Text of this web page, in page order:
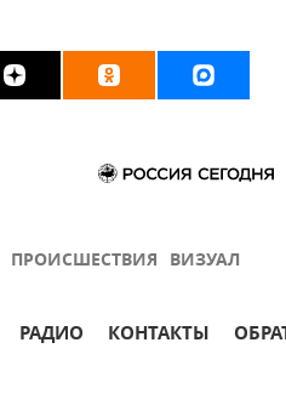
ПРОИСШЕСТВИЯ ВИЗУАЛ
РАДИО КОНТАКТЫ